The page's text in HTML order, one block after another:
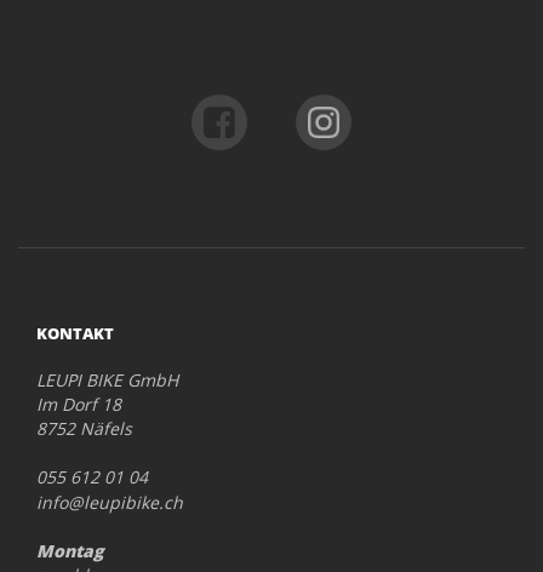
KONTAKT
LEUPI BIKE GmbH
Im Dorf 18
8752 Näfels
055 612 01 04
info@leupibike.ch
Montag